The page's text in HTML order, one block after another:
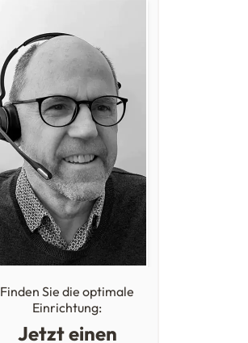
Finden Sie die optimale
Einrichtung:
Jetzt einen